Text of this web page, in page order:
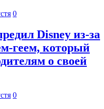
0
Disney из-за
геем, который
о своей
0